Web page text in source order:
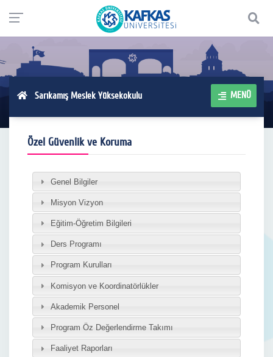
Sarıkamış Meslek Yüksekokulu MENÜ
Özel Güvenlik ve Koruma